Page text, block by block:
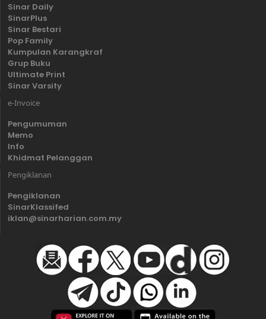
Sinar Daily
SinarPlus
Sinar Bestari
Pop Family
Kumpulan Karangkraf
Grup Buku
Ultimate Print
Sinar Varsity
e-Invoice
Pengumuman
Memo
Info
Khidmat Pelanggan
Pengiklanan
Pengiklanan
SinarKlassifed
iklan@sinarharian.com.my